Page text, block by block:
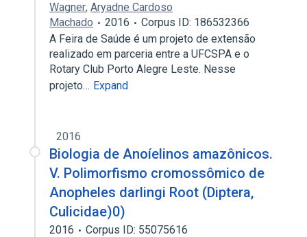
Wagner, Aryadne Cardoso
Machado
2016
Corpus ID: 186532366
A Feira de Saúde é um projeto de extensão
realizado em parceria entre a UFCSPA e o
Rotary Club Porto Alegre Leste. Nesse
projeto… Expand
2016
Biologia de Anoíelinos amazônicos.
V. Polimorfismo cromossômico de
Anopheles darlingi Root (Diptera,
Culicidae)0)
2016
Corpus ID: 55075616